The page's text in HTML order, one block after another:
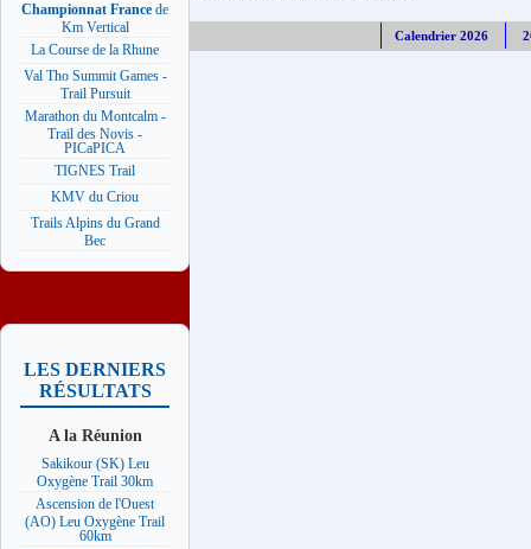
Championnat France de
Km Vertical
La Course de la Rhune
Val Tho Summit Games -
Trail Pursuit
Marathon du Montcalm -
Trail des Novis -
PICaPICA
TIGNES Trail
KMV du Criou
Trails Alpins du Grand
Bec
LES DERNIERS
RÉSULTATS
A la Réunion
Sakikour (SK) Leu
Oxygène Trail 30km
Ascension de l'Ouest
(AO) Leu Oxygène Trail
60km
Calendrier 2026